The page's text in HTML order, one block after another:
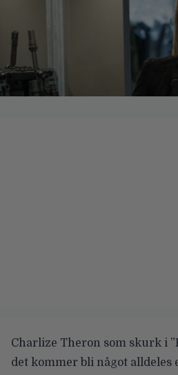
Charlize Theron som skurk i
det kommer bli något alldeles